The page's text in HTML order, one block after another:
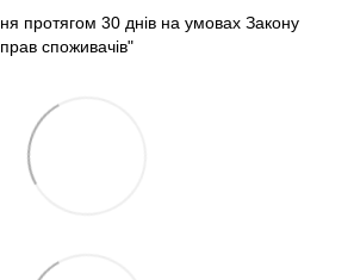
протягом 30 днів на умовах Закону
споживачів"